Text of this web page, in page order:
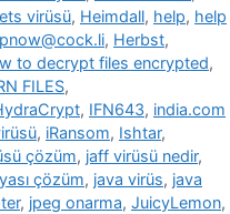
virüsü, Heimdall, help, help
, Herbst,
to decrypt files encrypted,
FILES,
, IFN643, india.com
, iRansom, Ishtar,
çözüm, jaff virüsü nedir,
çözüm, java virüs, java
, jpeg onarma, JuicyLemon,